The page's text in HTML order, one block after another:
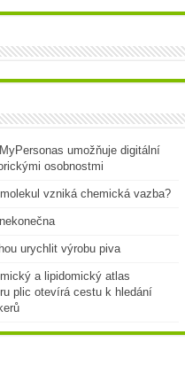
umožňuje digitální
osobnostmi
vzniká chemická vazba?
urychlit výrobu piva
a lipidomický atlas
plic otevírá cestu k hledání